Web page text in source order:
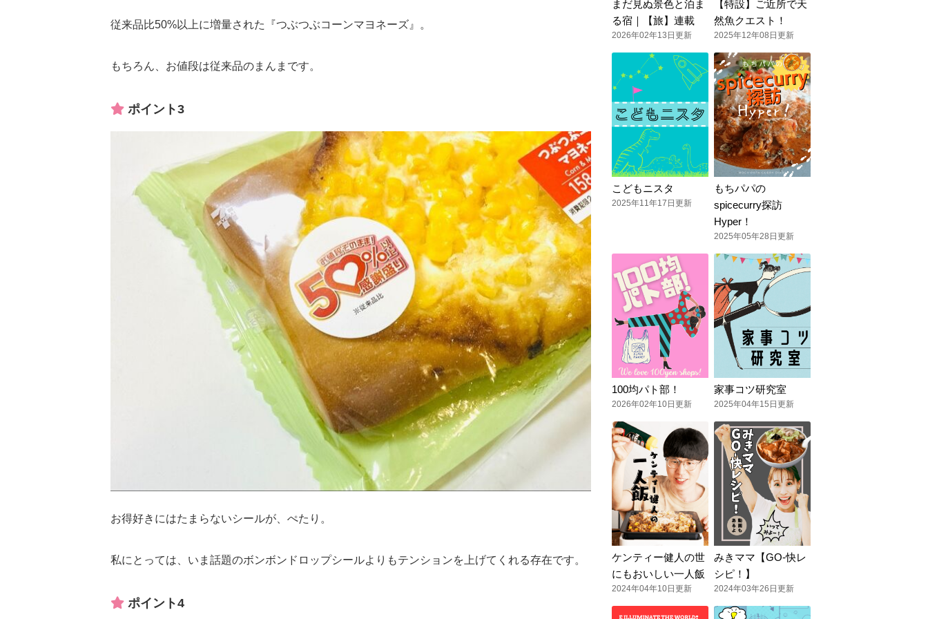
従来品比50%以上に増量された『つぶつぶコーンマヨネーズ』。
もちろん、お値段は従来品のまんまです。
ポイント3
お得好きにはたまらないシールが、ぺたり。
私にとっては、いま話題のボンボンドロップシールよりもテンションを上げてくれる存在です。
ポイント4
まだ見ぬ景色と泊ま
る宿｜【旅】連載
2026年02年13日更新
【特設】ご近所で天
然魚クエスト！
2025年12年08日更新
こどもニスタ
2025年11年17日更新
もちパパの
spicecurry探訪
Hyper！
2025年05年28日更新
100均パト部！
2026年02年10日更新
家事コツ研究室
2025年04年15日更新
ケンティー健人の世
にもおいしい一人飯
2024年04年10日更新
みきママ【GO-快レ
シピ！】
2024年03年26日更新